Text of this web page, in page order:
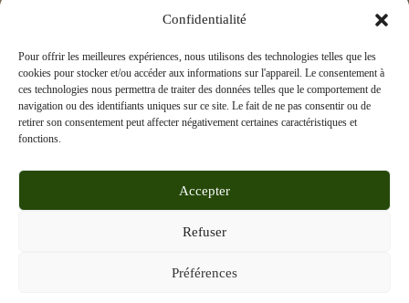
Confidentialité
Pour offrir les meilleures expériences, nous utilisons des technologies telles que les
cookies pour stocker et/ou accéder aux informations sur l'appareil. Le consentement à
ces technologies nous permettra de traiter des données telles que le comportement de
navigation ou des identifiants uniques sur ce site. Le fait de ne pas consentir ou de
retirer son consentement peut affecter négativement certaines caractéristiques et
fonctions.
Accepter
Refuser
Préférences
Confidentialité
Besoin d'aide ?